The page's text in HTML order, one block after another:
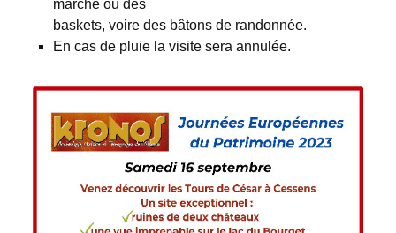
marche ou des
baskets, voire des bâtons de randonnée.
En cas de pluie la visite sera annulée.